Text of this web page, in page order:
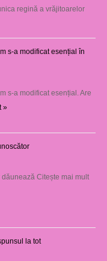
regină a vrăjitoarelor
s-a modificat esențial în
s-a modificat esențial. Are
»
Citește mai mult
la tot